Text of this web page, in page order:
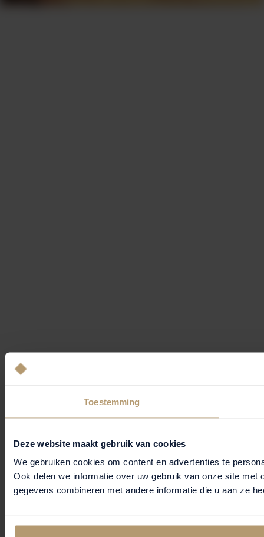
Toestemming
Deze website maakt gebruik van cookies
We gebruiken cookies om content en advertenties te
Ook delen we informatie over uw gebruik van onze site
gegevens combineren met andere informatie die u aan ze